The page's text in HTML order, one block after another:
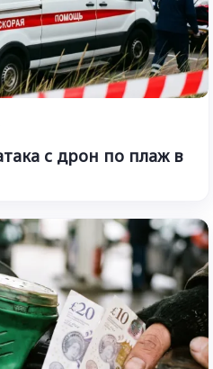
с дрон по плаж в